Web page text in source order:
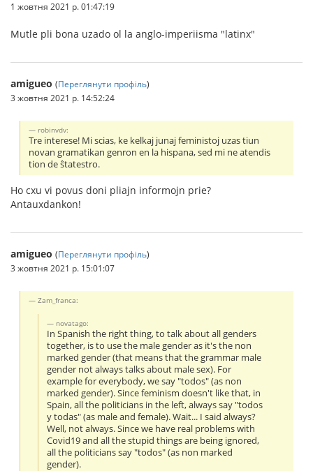
1 жовтня 2021 р. 01:47:19
Mutle pli bona uzado ol la anglo-imperiisma "latinx"
amigueo (Переглянути профіль)
3 жовтня 2021 р. 14:52:24
robinvdv:
Tre interese! Mi scias, ke kelkaj junaj feministoj uzas tiun
novan gramatikan genron en la hispana, sed mi ne atendis
tion de ŝtatestro.
Ho cxu vi povus doni pliajn informojn prie?
Antauxdankon!
amigueo (Переглянути профіль)
3 жовтня 2021 р. 15:01:07
Zam_franca:
novatago:
In Spanish the right thing, to talk about all genders
together, is to use the male gender as it's the non
marked gender (that means that the grammar male
gender not always talks about male sex). For
example for everybody, we say "todos" (as non
marked gender). Since feminism doesn't like that, in
Spain, all the politicians in the left, always say "todos
y todas" (as male and female). Wait... I said always?
Well, not always. Since we have real problems with
Covid19 and all the stupid things are being ignored,
all the politicians say "todos" (as non marked
gender).